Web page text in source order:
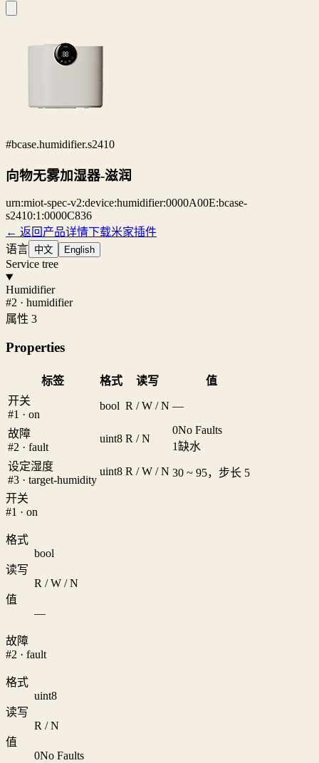
#bcase.humidifier.s2410
向物无雾加湿器-滋润
urn:miot-spec-v2:device:humidifier:0000A00E:bcase-
s2410:1:0000C836
← 返回产品详情下载米家插件
语言 中文 English
Service tree
Humidifier
#2 · humidifier
属性 3
Properties
标签 格式 读写
值
开关
#1 · on
bool R / W / N —
故障
#2 · fault
uint8 R / N
0No Faults
1缺水
设定湿度
#3 · target-humidity
uint8 R / W / N 30 ~ 95，步长 5
开关
#1 · on
格式
bool
读写
R / W / N
值
—
故障
#2 · fault
格式
uint8
读写
R / N
值
0No Faults